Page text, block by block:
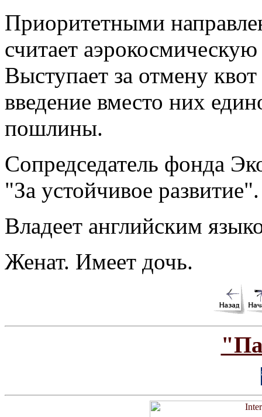
Приоритетными
считает
Выступает за отмену
введение вместо них
пошлины.
Сопредседатель фонда
"За устойчивое развитие".
Владеет английским
Женат. Имеет дочь.